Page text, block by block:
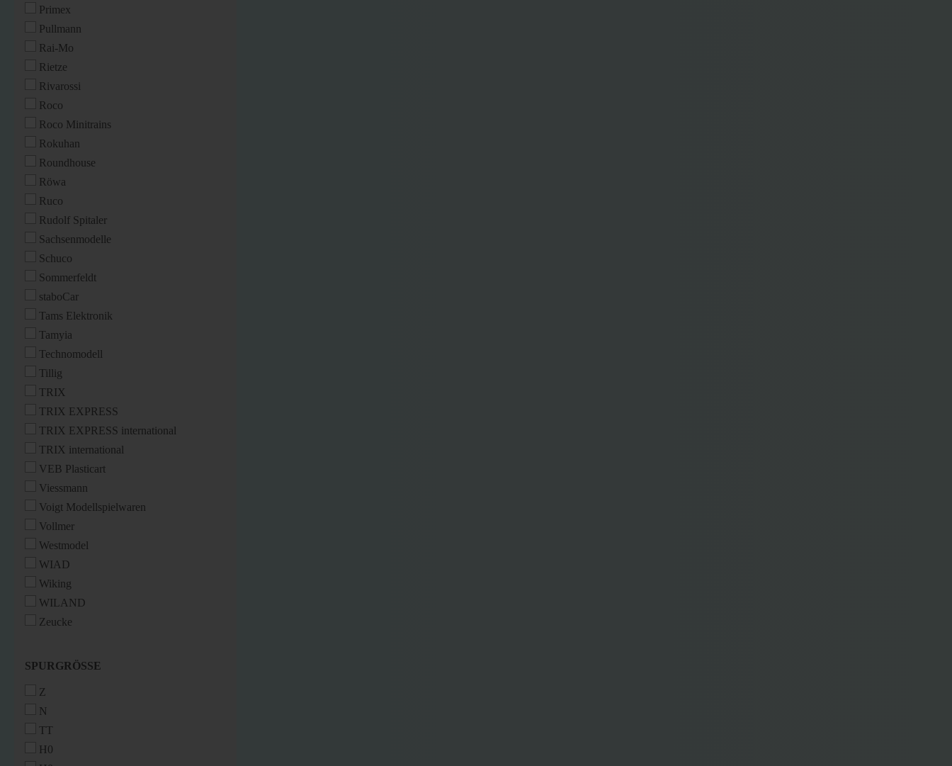
Primex
Pullmann
Rai-Mo
Rietze
Rivarossi
Roco
Roco Minitrains
Rokuhan
Roundhouse
Röwa
Ruco
Rudolf Spitaler
Sachsenmodelle
Schuco
Sommerfeldt
staboCar
Tams Elektronik
Tamyia
Technomodell
Tillig
TRIX
TRIX EXPRESS
TRIX EXPRESS international
TRIX international
VEB Plasticart
Viessmann
Voigt Modellspielwaren
Vollmer
Westmodel
WIAD
Wiking
WILAND
Zeucke
SPURGRÖSSE
SPURGRÖSSE
Z
N
TT
H0